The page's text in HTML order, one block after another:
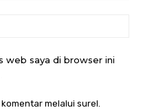
web saya di browser ini
melalui surel.